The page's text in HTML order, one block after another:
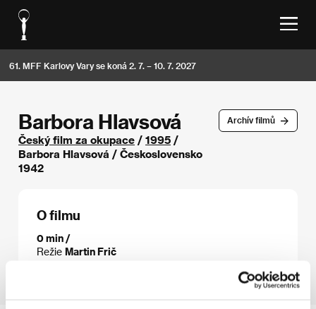
61. MFF Karlovy Vary se koná 2. 7. – 10. 7. 2027
Archív filmů
Barbora Hlavsová
Český film za okupace / 1995 /
Barbora Hlavsová / Československo
1942
O filmu
0 min /
Režie Martin Frič